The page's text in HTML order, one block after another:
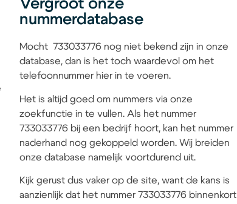
Vergroot onze
nummerdatabase
Mocht 733033776 nog niet bekend zijn in onze
database, dan is het toch waardevol om het
telefoonnummer hier in te voeren.
Het is altijd goed om nummers via onze
zoekfunctie in te vullen. Als het nummer
733033776 bij een bedrijf hoort, kan het nummer
naderhand nog gekoppeld worden. Wij breiden
onze database namelijk voortdurend uit.
Kijk gerust dus vaker op de site, want de kans is
aanzienlijk dat het nummer 733033776 binnenkort